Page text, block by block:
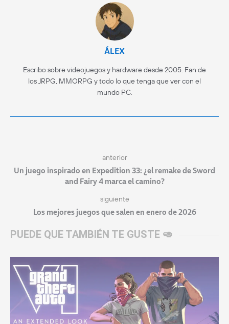
ÁLEX
Escribo sobre videojuegos y hardware desde 2005. Fan de
los JRPG, MMORPG y todo lo que tenga que ver con el
mundo PC.
anterior
Un juego inspirado en Expedition 33: ¿el remake de Sword
and Fairy 4 marca el camino?
siguiente
Los mejores juegos que salen en enero de 2026
PUEDE QUE TAMBIÉN TE GUSTE 🥑